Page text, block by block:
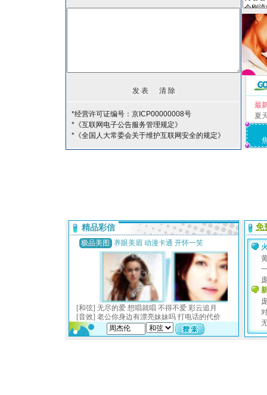
*经营许可证编号：京ICP00000008号
*《互联网电子公告服务管理规定》
*《全国人大常委会关于维护互联网安全的规定》
最
夏